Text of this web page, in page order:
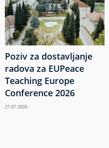
Poziv za dostavljanje
radova za EUPeace
Teaching Europe
Conference 2026
27.07.2026.